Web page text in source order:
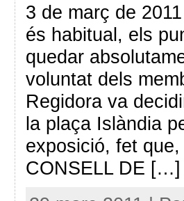
3 de març de
és habitual, els
quedar
voluntat dels
Regidora va
la plaça Islàndia
exposició, fet
CONSELL DE […]